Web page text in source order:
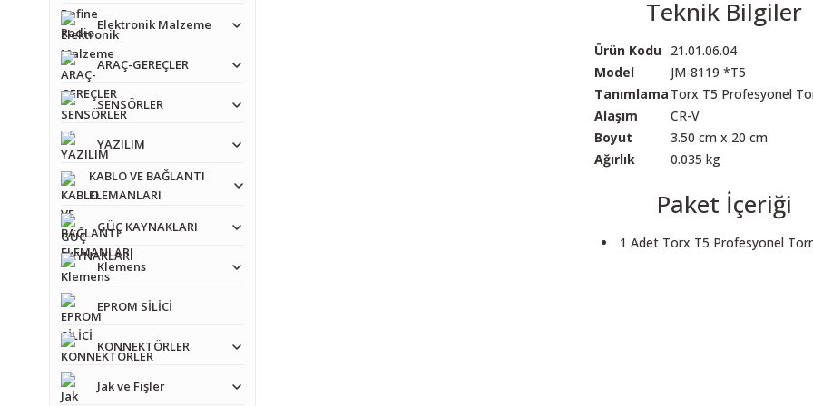
Elektronik Malzeme
ARAÇ-GEREÇLER
SENSÖRLER
YAZILIM
KABLO VE BAĞLANTI
ELEMANLARI
GÜÇ KAYNAKLARI
Klemens
EPROM SİLİCİ
KONNEKTÖRLER
Jak ve Fişler
Teknik Bilgiler
Ürün Kodu
21.01.06.04
Model
JM-8119 *T5
Tanımlama Torx T5 Profesyonel
Alaşım
CR-V
Boyut
3.50 cm x 20 cm
Ağırlık
0.035 kg
Paket İçeriği
1 Adet Torx T5 Profesyonel